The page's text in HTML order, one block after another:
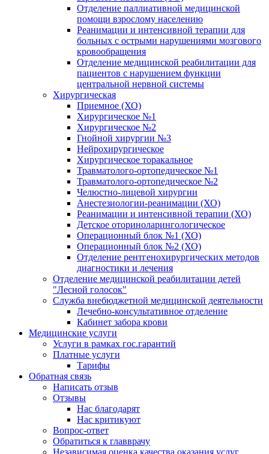
Отделение паллиативной медицинской
помощи взрослому населению
Реанимации и интенсивной терапии для
больных с острыми нарушениями мозгового
кровообращения
Отделение медицинской реабилитации для
пациентов с нарушением функции
центральной нервной системы
Хирургическая
Приемное (ХО)
Хирургическое №1
Хирургическое №2
Гнойной хирургии №3
Нейрохирургическое
Хирургическое торакальное
Травматолого-ортопедическое №1
Травматолого-ортопедическое №2
Челюстно-лицевой хирургии
Анестезиологии-реанимации (ХО)
Реанимации и интенсивной терапии (ХО)
Детское оториноларингологическое
Операционный блок №1 (ХО)
Операционный блок №2 (ХО)
Отделение рентгенохирургических методов
диагностики и лечения
Отделение медицинской реабилитации детей
"Лесной голосок"
Служба внебюджетной медицинской деятельности
Лечебно-консультативное отделение
Кабинет забора крови
Медицинские услуги
Услуги в рамках гос.гарантий
Платные услуги
Тарифы
Обратная связь
Написать отзыв
Отзывы
Нас благодарят
Нас критикуют
Вопрос-ответ
Обратиться к главврачу
Независимая оценка качества оказания услуг